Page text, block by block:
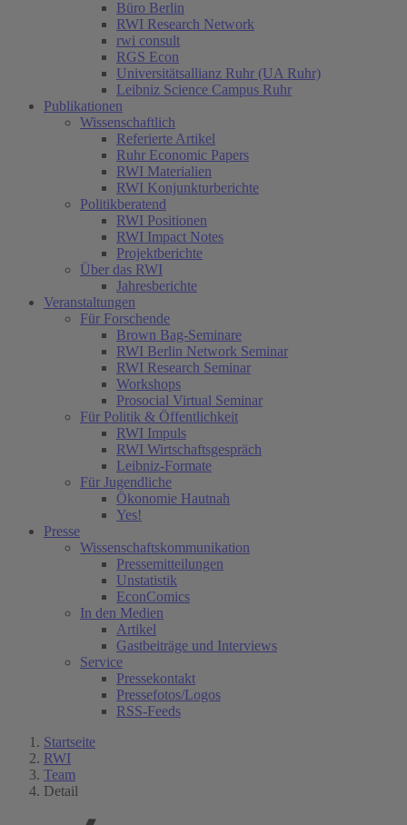
Büro Berlin
RWI Research Network
rwi consult
RGS Econ
Universitätsallianz Ruhr (UA Ruhr)
Leibniz Science Campus Ruhr
Publikationen
Wissenschaftlich
Referierte Artikel
Ruhr Economic Papers
RWI Materialien
RWI Konjunkturberichte
Politikberatend
RWI Positionen
RWI Impact Notes
Projektberichte
Über das RWI
Jahresberichte
Veranstaltungen
Für Forschende
Brown Bag-Seminare
RWI Berlin Network Seminar
RWI Research Seminar
Workshops
Prosocial Virtual Seminar
Für Politik & Öffentlichkeit
RWI Impuls
RWI Wirtschaftsgespräch
Leibniz-Formate
Für Jugendliche
Ökonomie Hautnah
Yes!
Presse
Wissenschaftskommunikation
Pressemitteilungen
Unstatistik
EconComics
In den Medien
Artikel
Gastbeiträge und Interviews
Service
Pressekontakt
Pressefotos/Logos
RSS-Feeds
Startseite
RWI
Team
Detail